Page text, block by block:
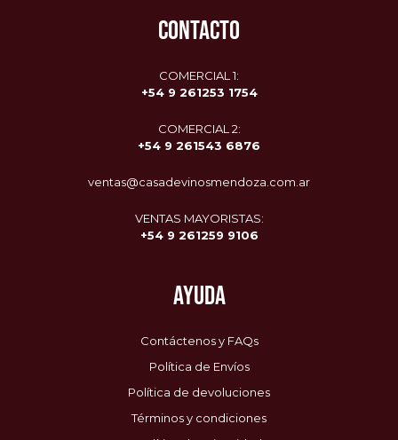
CONTACTO
COMERCIAL 1:
+54 9 261253 1754
COMERCIAL 2:
+54 9 261543 6876
ventas@casadevinosmendoza.com.ar
VENTAS MAYORISTAS:
+54 9 261259 9106
AYUDA
Contáctenos y FAQs
Política de Envíos
Política de devoluciones
Términos y condiciones